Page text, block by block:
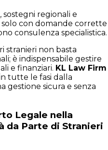
sostegni regionali e
solo con domande corrette
consulenza specialistica.
stranieri non basta
è indispensabile gestire
e finanziari. KL Law Firm
tutte le fasi dalla
gestione sicura e senza
Legale nella
da Parte di Stranieri